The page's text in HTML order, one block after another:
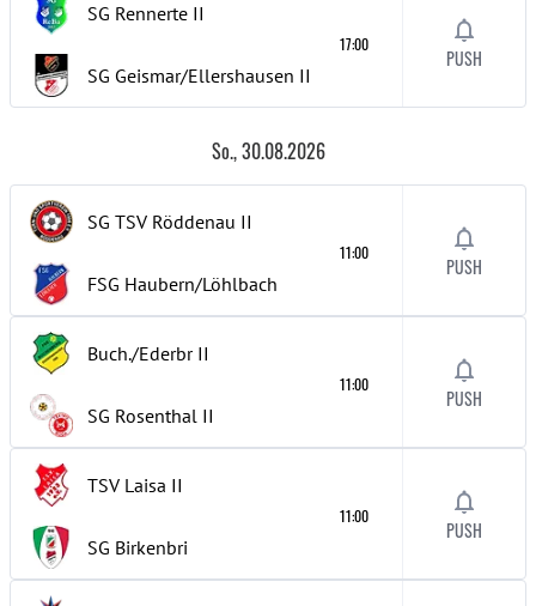
SG Rennerte II
SG Geismar/Ellershausen II
17:00
PUSH
So., 30.08.2026
SG TSV Röddenau II
FSG Haubern/Löhlbach
11:00
PUSH
Buch./Ederbr II
SG Rosenthal II
11:00
PUSH
TSV Laisa II
SG Birkenbri
11:00
PUSH